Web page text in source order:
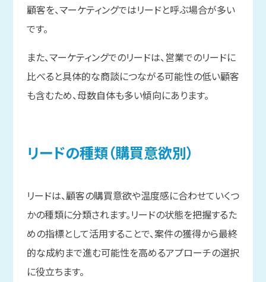
顧客を、マーケティングではリードと呼ぶ場合が多い
です。
また、マーケティングでのリードは、営業でのリードに
比べると具体的な商談につながる可能性の低い顧客
も含むため、母数自体も多い傾向にあります。
リードの種類（購買意欲別）
リードは、顧客の購買意欲や温度感に合わせていくつ
かの種類に分類されます。リードの状態を把握するた
めの指標として活用することで、案件の獲得から最終
的な成約まで進む可能性を高めるアプローチの選択
に役立ちます。